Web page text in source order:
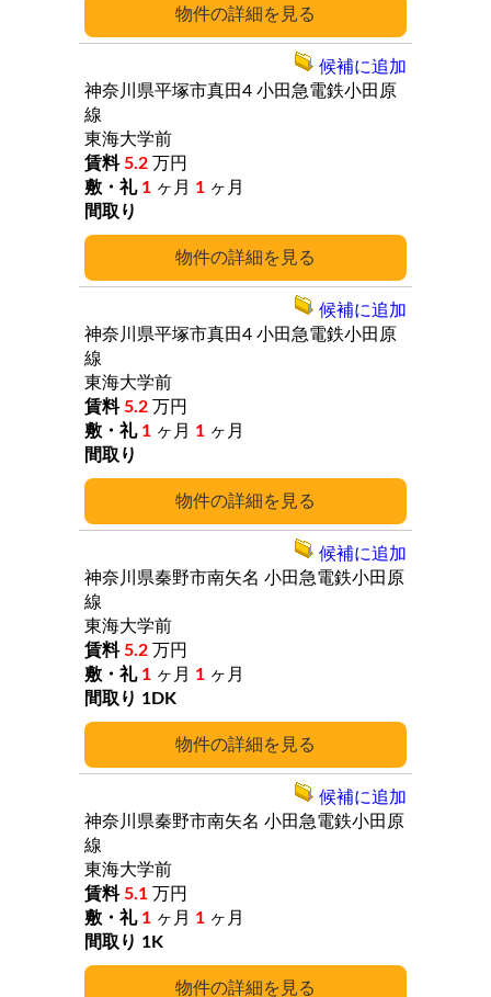
詳細
詳細
神奈川県平塚市真田4 小田急電鉄小田原
線
東海大学前
5.2 万円
1 ヶ月 1 ヶ月
候補に追加
詳細
神奈川県平塚市真田4 小田急電鉄小田原
線
東海大学前
5.2 万円
1 ヶ月 1 ヶ月
候補に追加
詳細
神奈川県秦野市南矢名 小田急電鉄小田原
線
東海大学前
5.2 万円
1 ヶ月 1 ヶ月
1DK
候補に追加
詳細
神奈川県秦野市南矢名 小田急電鉄小田原
線
東海大学前
5.1 万円
1 ヶ月 1 ヶ月
1K
候補に追加